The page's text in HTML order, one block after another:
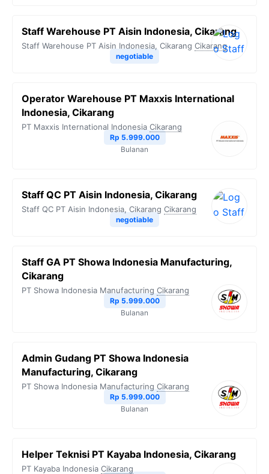
Staff Warehouse PT Aisin Indonesia, Cikarang
Staff Warehouse PT Aisin Indonesia, Cikarang Cikarang
negotiable
Operator Warehouse PT Maxxis International
Indonesia, Cikarang
PT Maxxis International Indonesia Cikarang
Rp 5.999.000
Bulanan
Staff QC PT Aisin Indonesia, Cikarang
Staff QC PT Aisin Indonesia, Cikarang Cikarang
negotiable
Staff GA PT Showa Indonesia Manufacturing,
Cikarang
PT Showa Indonesia Manufacturing Cikarang
Rp 5.999.000
Bulanan
Admin Gudang PT Showa Indonesia
Manufacturing, Cikarang
PT Showa Indonesia Manufacturing Cikarang
Rp 5.999.000
Bulanan
Helper Teknisi PT Kayaba Indonesia, Cikarang
PT Kayaba Indonesia Cikarang